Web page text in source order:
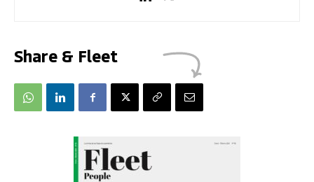
Share & Fleet